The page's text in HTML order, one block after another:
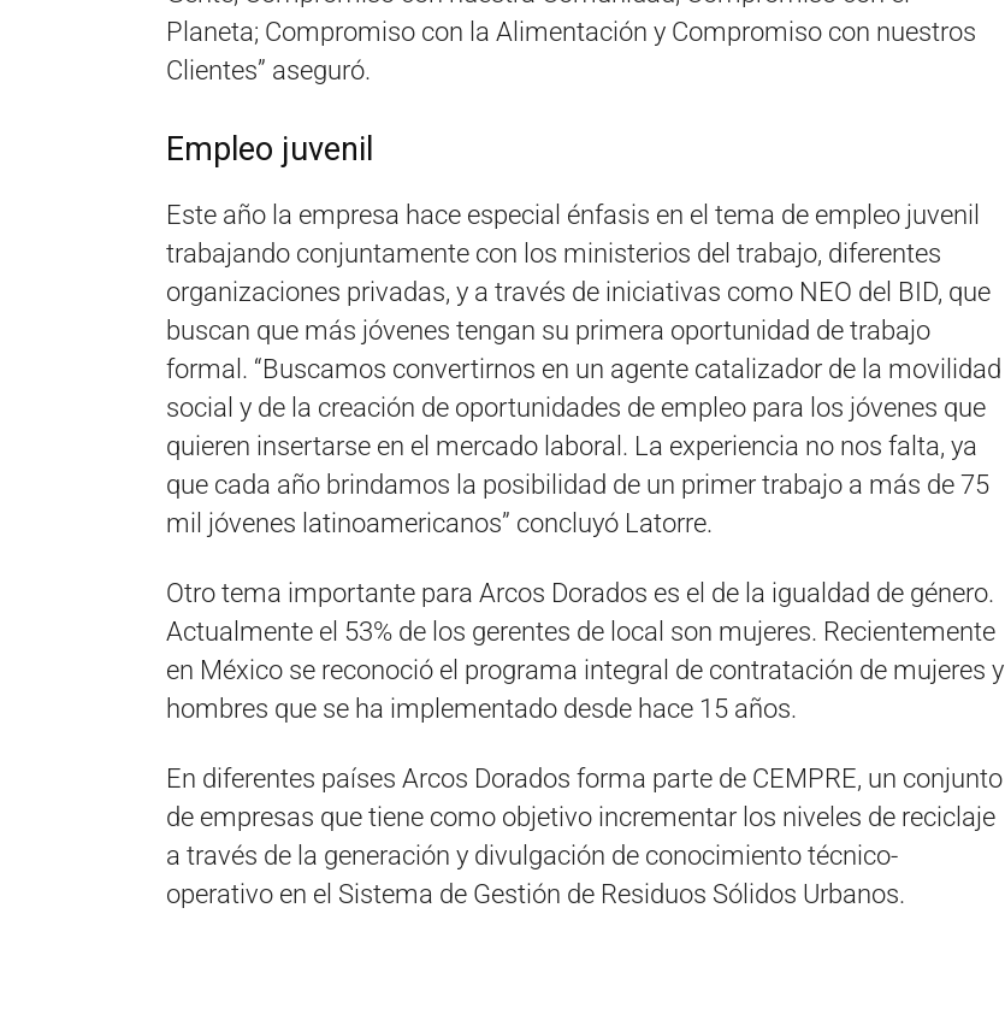
Planeta; Compromiso con la Alimentación y Compromiso con nuestros
Clientes” aseguró.
Empleo juvenil
Este año la empresa hace especial énfasis en el tema de empleo juvenil
trabajando conjuntamente con los ministerios del trabajo, diferentes
organizaciones privadas, y a través de iniciativas como NEO del BID, que
buscan que más jóvenes tengan su primera oportunidad de trabajo
formal. “Buscamos convertirnos en un agente catalizador de la movilidad
social y de la creación de oportunidades de empleo para los jóvenes que
quieren insertarse en el mercado laboral. La experiencia no nos falta, ya
que cada año brindamos la posibilidad de un primer trabajo a más de 75
mil jóvenes latinoamericanos” concluyó Latorre.
Otro tema importante para Arcos Dorados es el de la igualdad de género.
Actualmente el 53% de los gerentes de local son mujeres. Recientemente
en México se reconoció el programa integral de contratación de mujeres y
hombres que se ha implementado desde hace 15 años.
En diferentes países Arcos Dorados forma parte de CEMPRE, un conjunto
de empresas que tiene como objetivo incrementar los niveles de reciclaje
a través de la generación y divulgación de conocimiento técnico-
operativo en el Sistema de Gestión de Residuos Sólidos Urbanos.